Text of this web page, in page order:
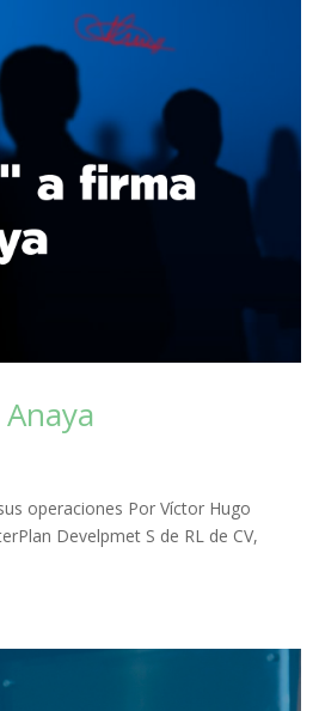
operaciones Por Víctor Hugo
Develpmet S de RL de CV,